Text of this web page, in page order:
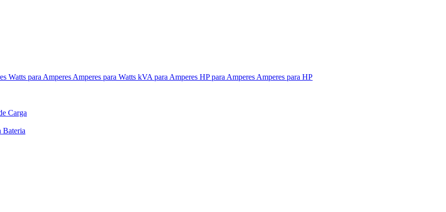
Watts para Amperes Amperes para Watts kVA para Amperes HP para Amperes Amperes para HP
Carga
Bateria